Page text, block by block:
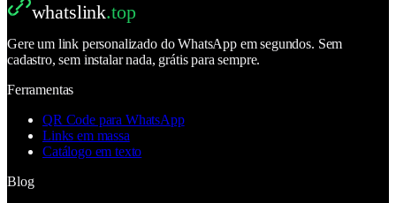
whatslink.top
Gere um link personalizado do WhatsApp em segundos. Sem
cadastro, sem instalar nada, grátis para sempre.
Ferramentas
QR Code para WhatsApp
Links em massa
Catálogo em texto
Blog